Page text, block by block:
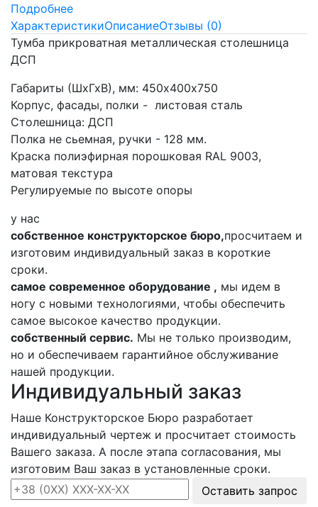
Подробнее
ХарактеристикиОписаниеОтзывы (0)
Тумба прикроватная металлическая столешница
ДСП
Габариты (ШхГхВ), мм: 450х400х750
Корпус, фасады, полки - листовая сталь
Столешница: ДСП
Полка не сьемная, ручки - 128 мм.
Краска полиэфирная порошковая RAL 9003,
матовая текстура
Регулируемые по высоте опоры
у нас
собственное конструкторское бюро,просчитаем и
изготовим индивидуальный заказ в короткие
сроки.
самое современное оборудование , мы идем в
ногу с новыми технологиями, чтобы обеспечить
самое высокое качество продукции.
собственный сервис. Мы не только производим,
но и обеспечиваем гарантийное обслуживание
нашей продукции.
Индивидуальный заказ
Наше Конструкторское Бюро разработает
индивидуальный чертеж и просчитает стоимость
Вашего заказа. А после этапа согласования, мы
изготовим Ваш заказ в установленные сроки.
Оставить запрос